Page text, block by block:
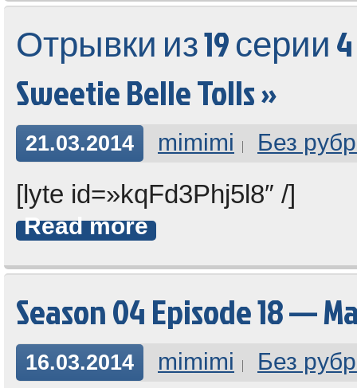
Отрывки из 19 серии 4
Sweetie Belle Tolls »
21.03.2014 mimimi Без
[lyte id=»kqFd3Phj5l8″ /]
Read more
Season 04 Episode 18 —
16.03.2014 mimimi Без